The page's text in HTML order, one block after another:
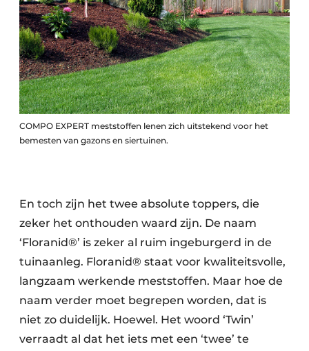
COMPO EXPERT meststoffen lenen zich uitstekend voor het
bemesten van gazons en siertuinen.
En toch zijn het twee absolute toppers, die
zeker het onthouden waard zijn. De naam
‘Floranid®’ is zeker al ruim ingeburgerd in de
tuinaanleg. Floranid® staat voor kwaliteitsvolle,
langzaam werkende meststoffen. Maar hoe de
naam verder moet begrepen worden, dat is
niet zo duidelijk. Hoewel. Het woord ‘Twin’
verraadt al dat het iets met een ‘twee’ te